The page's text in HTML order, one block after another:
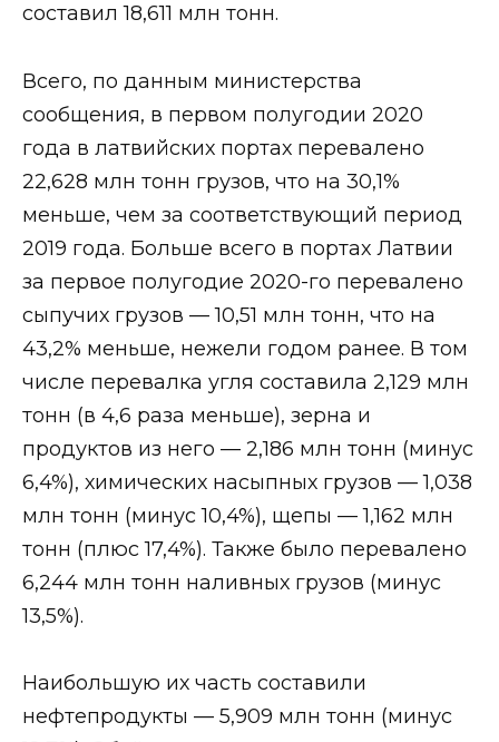
составил 18,611 млн тонн.
Всего, по данным министерства
сообщения, в первом полугодии 2020
года в латвийских портах перевалено
22,628 млн тонн грузов, что на 30,1%
меньше, чем за соответствующий период
2019 года. Больше всего в портах Латвии
за первое полугодие 2020-го перевалено
сыпучих грузов — 10,51 млн тонн, что на
43,2% меньше, нежели годом ранее. В том
числе перевалка угля составила 2,129 млн
тонн (в 4,6 раза меньше), зерна и
продуктов из него — 2,186 млн тонн (минус
6,4%), химических насыпных грузов — 1,038
млн тонн (минус 10,4%), щепы — 1,162 млн
тонн (плюс 17,4%). Также было перевалено
6,244 млн тонн наливных грузов (минус
13,5%).
Наибольшую их часть составили
нефтепродукты — 5,909 млн тонн (минус